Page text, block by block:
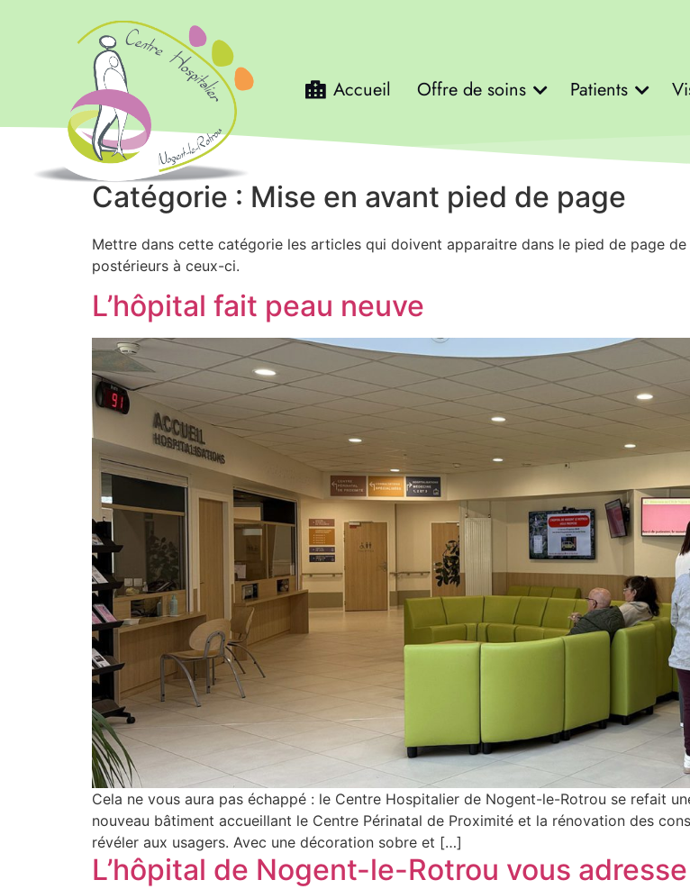
Accueil Offre de soins Patients
Catégorie : Mise en avant pied de page
Mettre dans cette catégorie les articles qui doivent apparaitre dans le pied de page
postérieurs à ceux-ci.
L’hôpital fait peau neuve
Cela ne vous aura pas échappé : le Centre Hospitalier de Nogent-le-Rotrou se refait
nouveau bâtiment accueillant le Centre Périnatal de Proximité et la rénovation des
révéler aux usagers. Avec une décoration sobre et […]
L’hôpital de Nogent-le-Rotrou vous